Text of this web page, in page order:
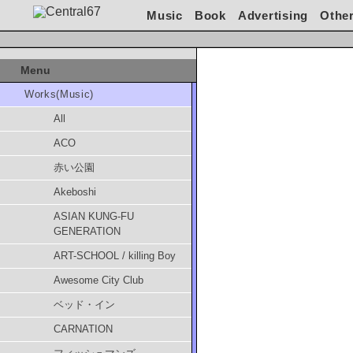
Music Book Advertising Other
Menu
Works(Music)
All
ACO
赤い公園
Akeboshi
ASIAN KUNG-FU
GENERATION
ART-SCHOOL / killing Boy
Awesome City Club
ベッド・イン
CARNATION